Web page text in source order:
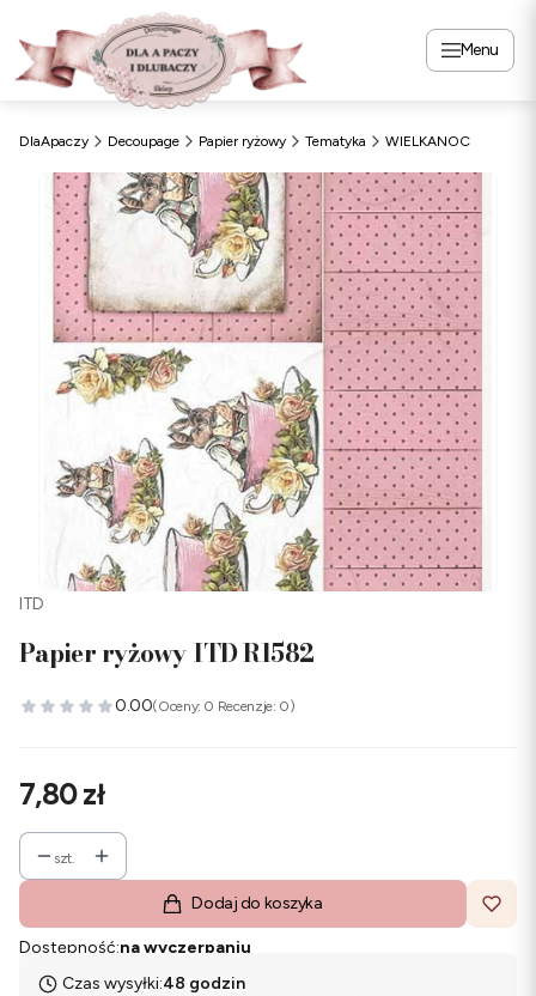
Menu
DlaApaczy Decoupage Papier ryżowy Tematyka WIELKANOC
ITD
Papier ryżowy ITD R1582
0.00(Oceny: 0 Recenzje: 0)
Cena
7,80 zł
szt.
Dodaj do koszyka
Dostępność:na wyczerpaniu
Czas wysyłki:48 godzin